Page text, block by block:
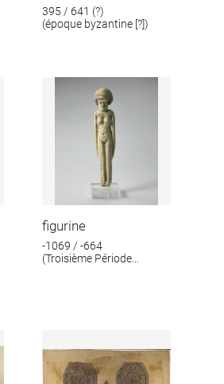
395 / 641 (?)
(époque byzantine [?])
figurine
-1069 / -664
(Troisième Période